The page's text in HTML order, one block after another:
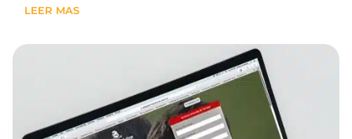
LEER MAS